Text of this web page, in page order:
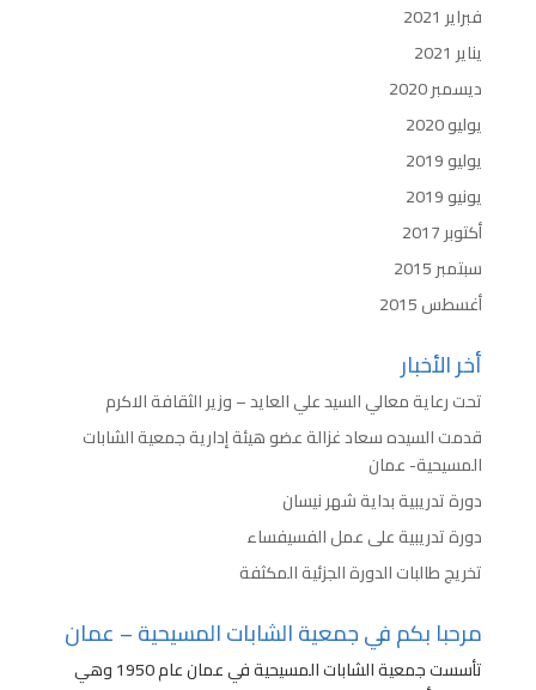
فبراير 2021
يناير 2021
ديسمبر 2020
يوليو 2020
يوليو 2019
يونيو 2019
أكتوبر 2017
سبتمبر 2015
أغسطس 2015
أخر الأخبار
تحت رعاية معالي السيد علي العايد – وزير الثقافة الاكرم
قدمت السيده سعاد غزالة عضو هيئة إدارية جمعية الشابات
المسيحية- عمان
دورة تدريبية بداية شهر نيسان
دورة تدريبية على عمل الفسيفساء
تخريج طالبات الدورة الجزئية المكثفة
مرحبا بكم في جمعية الشابات المسيحية – عمان
تأسست جمعية الشابات المسيحية في عمان عام 1950 وهي